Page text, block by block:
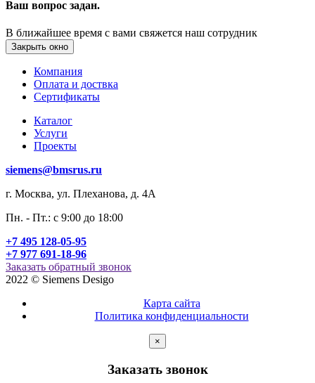
Ваш вопрос задан.
В ближайшее время с вами свяжется наш сотрудник
Закрыть окно
Компания
Оплата и доствка
Сертификаты
Каталог
Услуги
Проекты
siemens@bmsrus.ru
г. Москва, ул. Плеханова, д. 4А
Пн. - Пт.: c 9:00 до 18:00
+7 495 128-05-95
+7 977 691-18-96
Заказать обратный звонок
2022 © Siemens Desigo
Карта сайта
Политика конфиденциальности
×
Заказать звонок